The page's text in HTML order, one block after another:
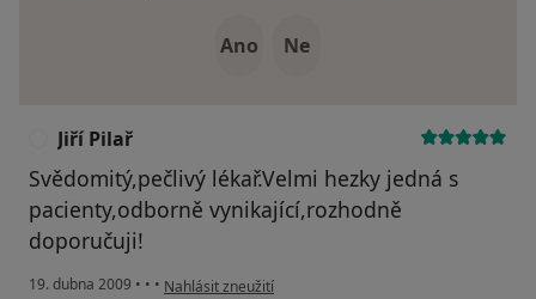
Ano Ne
Jiří Pilař
Svědomitý,pečlivý lékař.Velmi hezky jedná s
pacienty,odborně vynikající,rozhodně
doporučuji!
19. dubna 2009 • • • podle názoru uživatele Jiří Pilař
Nahlásit zneužití